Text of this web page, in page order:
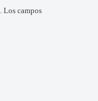
Los campos